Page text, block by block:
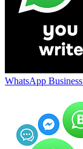
WhatsApp